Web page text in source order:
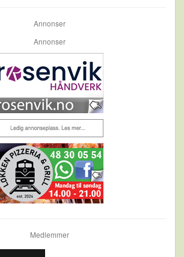
Annonser
Annonser
Medlemmer